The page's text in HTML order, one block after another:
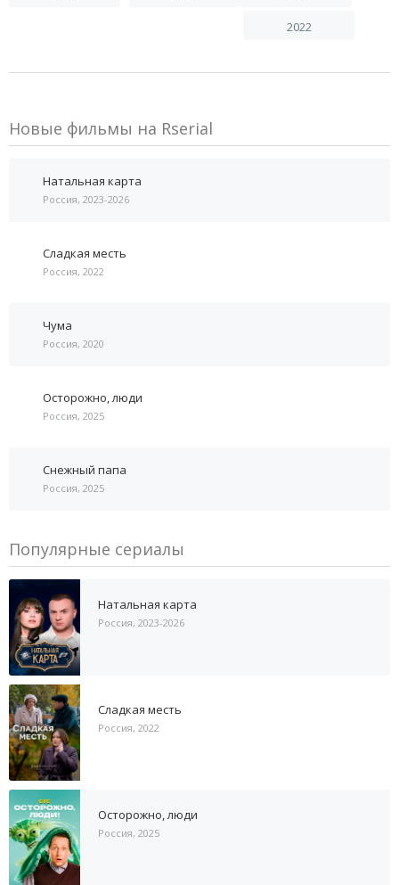
2022
Новые фильмы на Rserial
Натальная карта
Россия, 2023-2026
Сладкая месть
Россия, 2022
Чума
Россия, 2020
Осторожно, люди
Россия, 2025
Снежный папа
Россия, 2025
Популярные сериалы
Натальная карта
Россия, 2023-2026
Сладкая месть
Россия, 2022
Осторожно, люди
Россия, 2025